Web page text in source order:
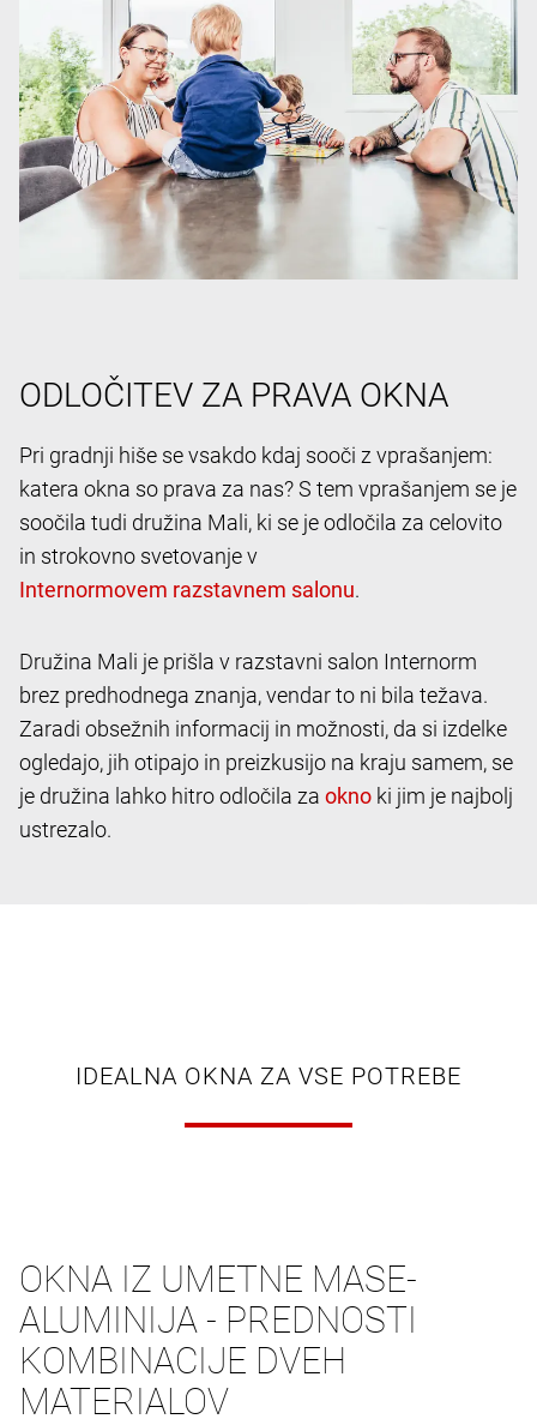
ODLOČITEV ZA PRAVA OKNA
Pri gradnji hiše se vsakdo kdaj sooči z vprašanjem:
katera okna so prava za nas? S tem vprašanjem se je
soočila tudi družina Mali, ki se je odločila za celovito
in strokovno svetovanje v
.
Družina Mali je prišla v razstavni salon Internorm
brez predhodnega znanja, vendar to ni bila težava.
Zaradi obsežnih informacij in možnosti, da si izdelke
ogledajo, jih otipajo in preizkusijo na kraju samem, se
je družina lahko hitro odločila za
ki jim je najbolj
ustrezalo.
IDEALNA OKNA ZA VSE POTREBE
OKNA IZ UMETNE MASE-
ALUMINIJA - PREDNOSTI
KOMBINACIJE DVEH
MATERIALOV